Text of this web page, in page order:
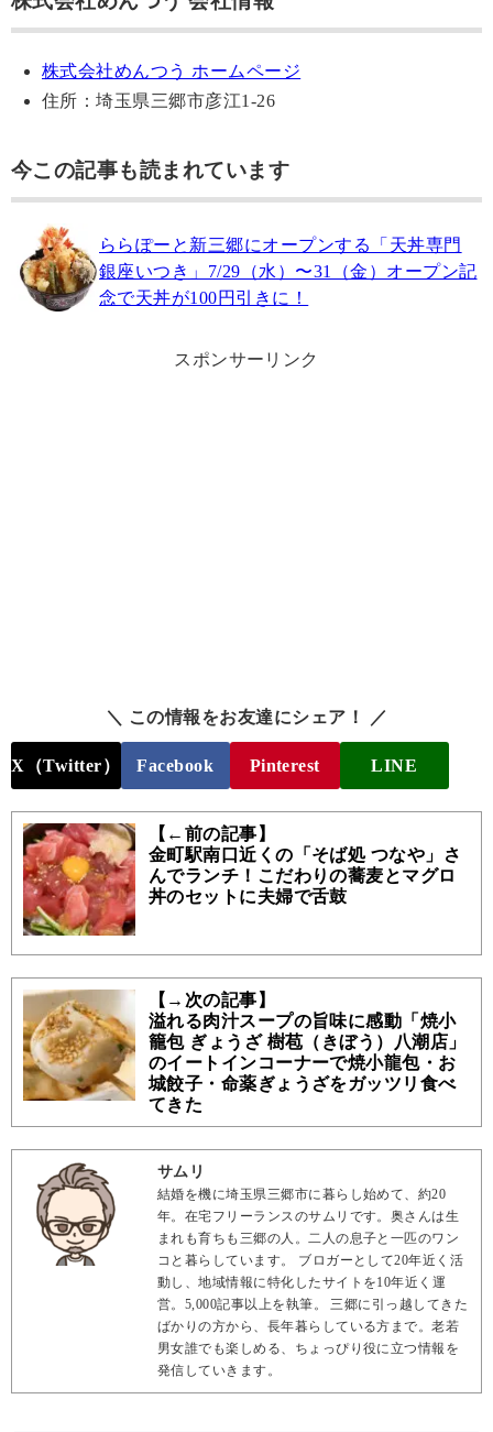
株式会社めんつう ホームページ
住所：埼玉県三郷市彦江1-26
今この記事も読まれています
ららぽーと新三郷にオープンする「天丼専門
銀座いつき」7/29（水）〜31（金）オープン記
念で天丼が100円引きに！
スポンサーリンク
＼ この情報をお友達にシェア！ ／
X（Twitter） Facebook Pinterest LINE
【←前の記事】
金町駅南口近くの「そば処 つなや」さ
んでランチ！こだわりの蕎麦とマグロ
丼のセットに夫婦で舌鼓
【→次の記事】
溢れる肉汁スープの旨味に感動「焼小
籠包 ぎょうざ 樹苞（きぼう）八潮店」
のイートインコーナーで焼小龍包・お
城餃子・命薬ぎょうざをガッツリ食べ
てきた
サムリ
結婚を機に埼玉県三郷市に暮らし始めて、約20
年。在宅フリーランスのサムリです。奥さんは生
まれも育ちも三郷の人。二人の息子と一匹のワン
コと暮らしています。 ブロガーとして20年近く活
動し、地域情報に特化したサイトを10年近く運
営。5,000記事以上を執筆。 三郷に引っ越してきた
ばかりの方から、長年暮らしている方まで。老若
男女誰でも楽しめる、ちょっぴり役に立つ情報を
発信していきます。